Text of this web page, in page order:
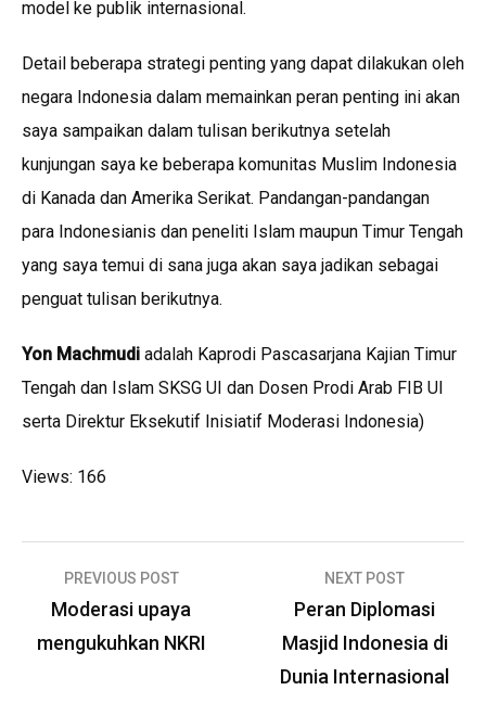
model ke publik internasional.
Detail beberapa strategi penting yang dapat dilakukan oleh
negara Indonesia dalam memainkan peran penting ini akan
saya sampaikan dalam tulisan berikutnya setelah
kunjungan saya ke beberapa komunitas Muslim Indonesia
di Kanada dan Amerika Serikat. Pandangan-pandangan
para Indonesianis dan peneliti Islam maupun Timur Tengah
yang saya temui di sana juga akan saya jadikan sebagai
penguat tulisan berikutnya.
Yon Machmudi adalah Kaprodi Pascasarjana Kajian Timur
Tengah dan Islam SKSG UI dan Dosen Prodi Arab FIB UI
serta Direktur Eksekutif Inisiatif Moderasi Indonesia)
Views: 166
Post
navigation
PREVIOUS POST
Moderasi upaya
mengukuhkan NKRI
NEXT POST
Peran Diplomasi
Masjid Indonesia di
Dunia Internasional